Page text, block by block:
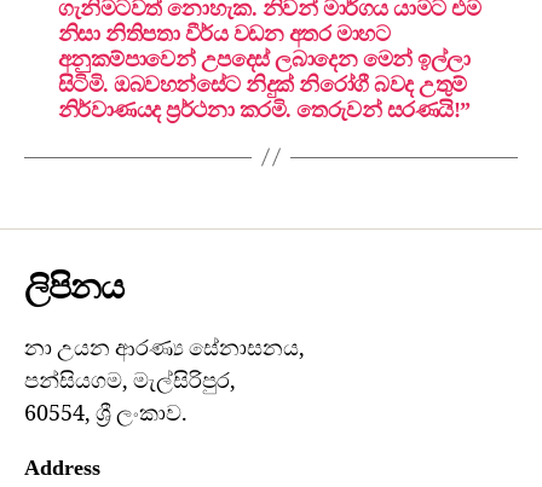
ගැනිමටවත් නොහැක. නිවන් මාර්ගය යාමට එම
නිසා නිතිපතා වීර්ය වඩන අතර මාහට
අනුකම්පාවෙන් උපදෙස් ලබාදෙන මෙන් ඉල්ලා
සිටිමි. ඔබවහන්සේට නිදුක් නිරෝගී බවද උතුම්
නිර්වාණයද ප්‍රර්ථනා කරමි. තෙරුවන් සරණයි!”
ලිපිනය
නා උයන ආරණ්‍ය සේනාසනය,
පන්සියගම, මැල්සිරිපුර,
60554, ශ්‍රී ලංකාව.
Address